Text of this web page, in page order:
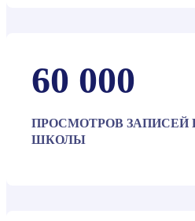
60 000
ПРОСМОТРОВ ЗАПИСЕЙ
ШКОЛЫ